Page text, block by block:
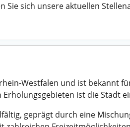
Sie sich unsere aktuellen
Westfalen und ist bekannt
ist die Stadt
geprägt durch eine